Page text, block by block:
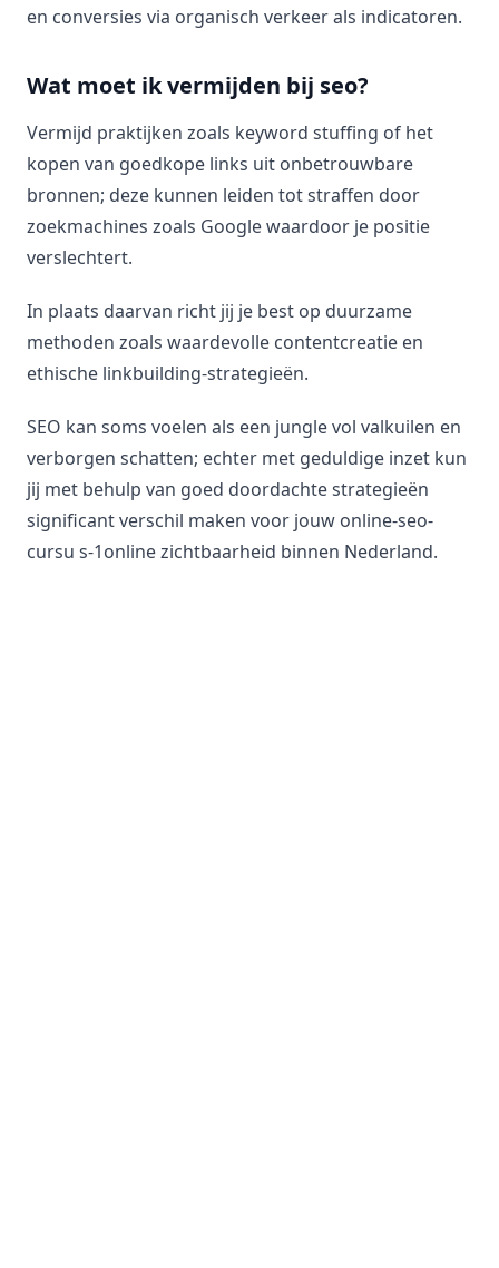
en conversies via organisch verkeer als indicatoren.
Wat moet ik vermijden bij seo?
Vermijd praktijken zoals keyword stuffing of het
kopen van goedkope links uit onbetrouwbare
bronnen; deze kunnen leiden tot straffen door
zoekmachines zoals Google waardoor je positie
verslechtert.
In plaats daarvan richt jij je best op duurzame
methoden zoals waardevolle contentcreatie en
ethische linkbuilding-strategieën.
SEO kan soms voelen als een jungle vol valkuilen en
verborgen schatten; echter met geduldige inzet kun
jij met behulp van goed doordachte strategieën
significant verschil maken voor jouw online-seo-
cursu s-1online zichtbaarheid binnen Nederland.